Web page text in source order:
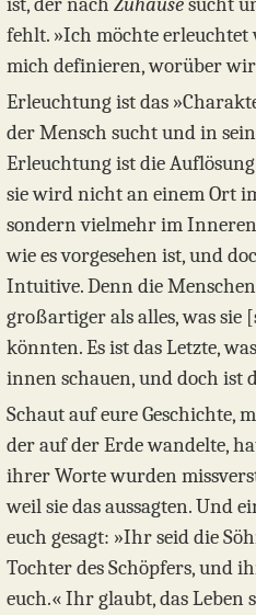
fehlt. »Ich möchte erleuchtet
mich definieren, worüber
Erleuchtung ist das
der Mensch sucht und in
Erleuchtung ist die
sie wird nicht an einem Ort
sondern vielmehr im
wie es vorgesehen ist, und
Intuitive. Denn die
großartiger als alles, was sie
könnten. Es ist das Letzte,
innen schauen, und doch ist
Schaut auf eure Geschichte,
der auf der Erde wandelte,
ihrer Worte wurden
weil sie das aussagten. Und
euch gesagt: »Ihr seid die
Tochter des Schöpfers, und
euch.« Ihr glaubt, das Leben